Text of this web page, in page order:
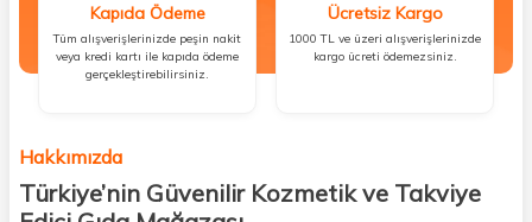
Kapıda Ödeme
Tüm alışverişlerinizde peşin nakit
veya kredi kartı ile kapıda ödeme
gerçekleştirebilirsiniz.
Ücretsiz Kargo
1000 TL ve üzeri alışverişlerinizde
kargo ücreti ödemezsiniz.
Hakkımızda
Türkiye’nin Güvenilir Kozmetik ve Takviye